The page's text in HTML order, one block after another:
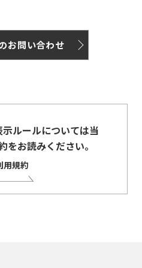
お問い合わせ
ルールについては当
をお読みください。
用規約